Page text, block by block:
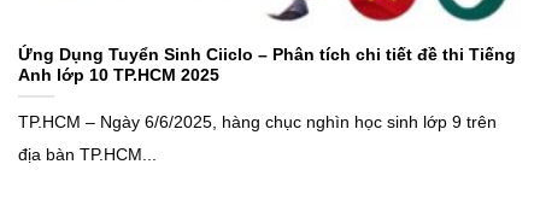
Ứng Dụng Tuyển Sinh Ciiclo – Phân tích chi tiết đề thi Tiếng
Anh lớp 10 TP.HCM 2025
TP.HCM – Ngày 6/6/2025, hàng chục nghìn học sinh lớp 9 trên
địa bàn TP.HCM...